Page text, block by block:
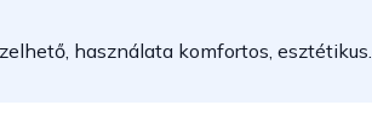
használata komfortos, esztétikus.